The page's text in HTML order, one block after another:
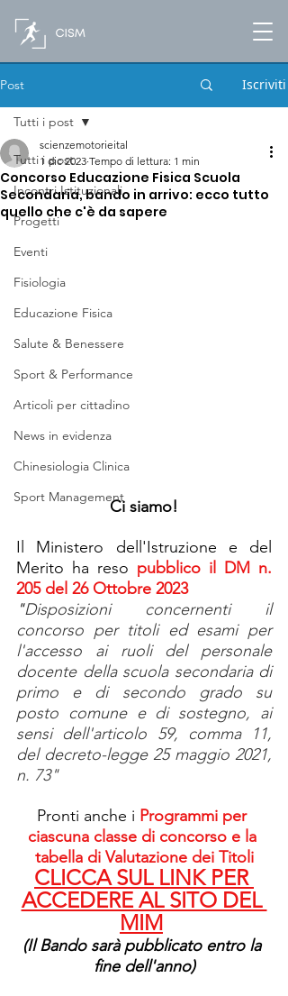
Post Iscriviti
Tutti i post
Incontri Istituzionali
Progetti
Eventi
Fisiologia
Educazione Fisica
Salute & Benessere
Sport & Performance
Articoli per cittadino
News in evidenza
Chinesiologia Clinica
Sport Management
Tutti i post
Concorso Educazione Fisica Scuola
Secondaria, bando in arrivo: ecco tutto
quello che c'è da sapere
scienzemotorieital
1 dic 2023 Tempo di lettura: 1 min
Ci siamo!
Il Ministero dell'Istruzione e del
Merito ha reso pubblico il DM n.
205 del 26 Ottobre 2023
"Disposizioni concernenti il
concorso per titoli ed esami per
l'accesso ai ruoli del personale
docente della scuola secondaria di
primo e di secondo grado su
posto comune e di sostegno, ai
sensi dell'articolo 59, comma 11,
del decreto-legge 25 maggio 2021,
n. 73"
Pronti anche i Programmi per
ciascuna classe di concorso e la
tabella di Valutazione dei Titoli
CLICCA SUL LINK PER
ACCEDERE AL SITO DEL
MIM
(Il Bando sarà pubblicato entro la
fine dell'anno)